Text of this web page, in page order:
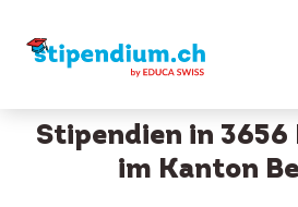
Stipendien in
im Kanton